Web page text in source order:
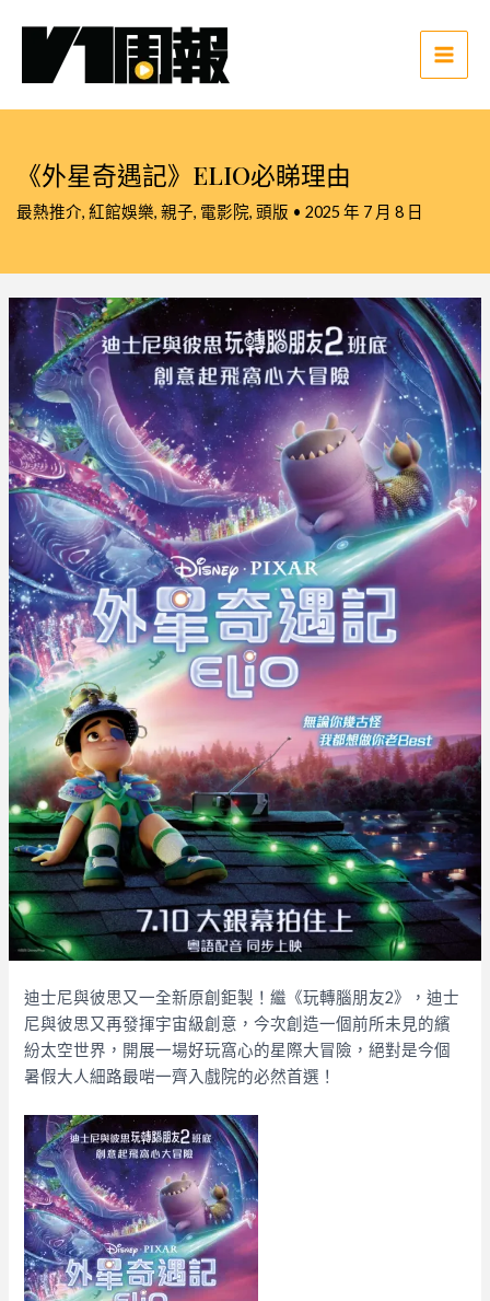
Main
《外星奇遇記》ELIO必睇理由
最熱推介, 紅館娛樂, 親子, 電影院, 頭版 • 2025 年 7 月 8 日
迪士尼與彼思又一全新原創鉅製！繼《玩轉腦朋友2》，迪士
尼與彼思又再發揮宇宙級創意，今次創造一個前所未見的繽
紛太空世界，開展一場好玩窩心的星際大冒險，絕對是今個
暑假大人細路最啱一齊入戲院的必然首選！